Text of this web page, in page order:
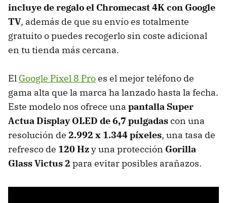
incluye de regalo el Chromecast 4K con Google
TV, además de que su envío es totalmente
gratuito o puedes recogerlo sin coste adicional
en tu tienda más cercana.
El Google Pixel 8 Proes el mejor teléfono de
gama alta que la marca ha lanzado hasta la fecha.
Este modelo nos ofrece una pantalla Super
Actua Display OLED de 6,7 pulgadascon una
resolución de 2.992 x 1.344 píxeles, una tasa de
refresco de 120 Hzy una protección Gorilla
Glass Victus 2 para evitar posibles arañazos.